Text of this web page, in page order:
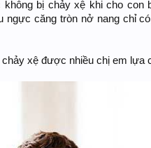
bị chảy xệ khi cho con
ngực căng tròn nở nang chỉ
chảy xệ được nhiều chị em lựa